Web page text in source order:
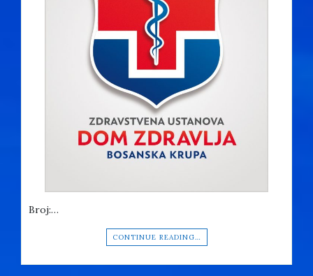
Broj:…
CONTINUE READING…